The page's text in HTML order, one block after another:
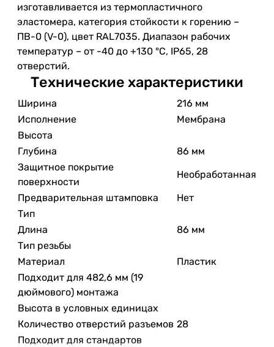
изготавливается из термопластичного
эластомера, категория стойкости к горению –
ПВ-0 (V-0), цвет RAL7035. Диапазон рабочих
температур – от -40 до +130 °С, IP65, 28
отверстий.
Технические характеристики
Ширина
216 мм
Исполнение
Мембрана
Высота
Глубина
86 мм
Защитное покрытие
поверхности
Необработанная
Предварительная штамповка
Нет
Тип
Длина
86 мм
Тип резьбы
Материал
Пластик
Подходит для 482,6 мм (19
дюймового) монтажа
Высота в условных единицах
Количество отверстий разъемов 28
Подходит для стандартов